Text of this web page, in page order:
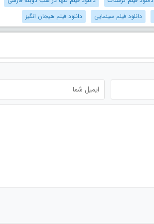
دانلود فیلم سینمایی دانلود فیلم هیجان انگیز